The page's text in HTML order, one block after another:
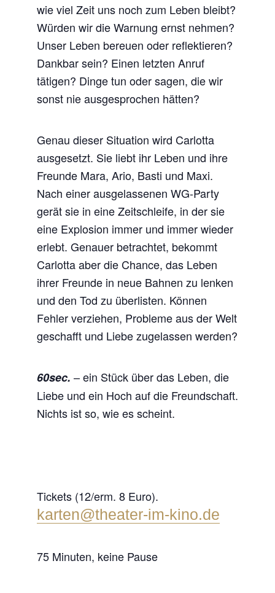
wie viel Zeit uns noch zum Leben bleibt?
Würden wir die Warnung ernst nehmen?
Unser Leben bereuen oder reflektieren?
Dankbar sein? Einen letzten Anruf
tätigen? Dinge tun oder sagen, die wir
sonst nie ausgesprochen hätten?
Genau dieser Situation wird Carlotta
ausgesetzt. Sie liebt ihr Leben und ihre
Freunde Mara, Ario, Basti und Maxi.
Nach einer ausgelassenen WG-Party
gerät sie in eine Zeitschleife, in der sie
eine Explosion immer und immer wieder
erlebt. Genauer betrachtet, bekommt
Carlotta aber die Chance, das Leben
ihrer Freunde in neue Bahnen zu lenken
und den Tod zu überlisten. Können
Fehler verziehen, Probleme aus der Welt
geschafft und Liebe zugelassen werden?
60sec. – ein Stück über das Leben, die
Liebe und ein Hoch auf die Freundschaft.
Nichts ist so, wie es scheint.
Tickets (12/erm. 8 Euro).
karten@theater-im-kino.de
75 Minuten, keine Pause